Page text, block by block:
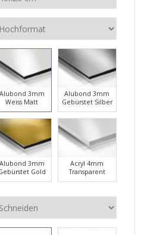
Alubond 3mm
Weiss Matt
Alubond 3mm
Gebürstet Silber
Alubond 3mm
Gold
Acryl 4mm
Transparent